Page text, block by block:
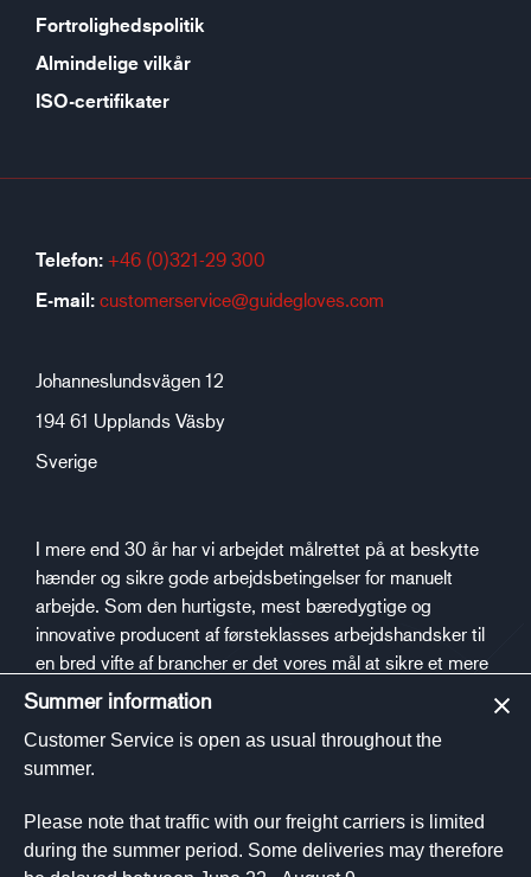
Fortrolighedspolitik
Almindelige vilkår
ISO-certifikater
Telefon: +46 (0)321-29 300
E-mail: customerservice@guidegloves.com
Johanneslundsvägen 12
194 61 Upplands Väsby
Sverige
I mere end 30 år har vi arbejdet målrettet på at beskytte
hænder og sikre gode arbejdsbetingelser for manuelt
arbejde. Som den hurtigste, mest bæredygtige og
innovative producent af førsteklasses arbejdshandsker til
en bred vifte af brancher er det vores mål at sikre et mere
sikkert og sundt arbejdsmiljø.
Sociale medier
Summer information
Customer Service is open as usual throughout the
summer.
Please note that traffic with our freight carriers is limited
during the summer period. Some deliveries may therefore